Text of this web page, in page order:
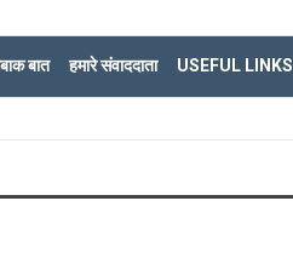
बात हमारे संवाददाता USEFUL LINKS